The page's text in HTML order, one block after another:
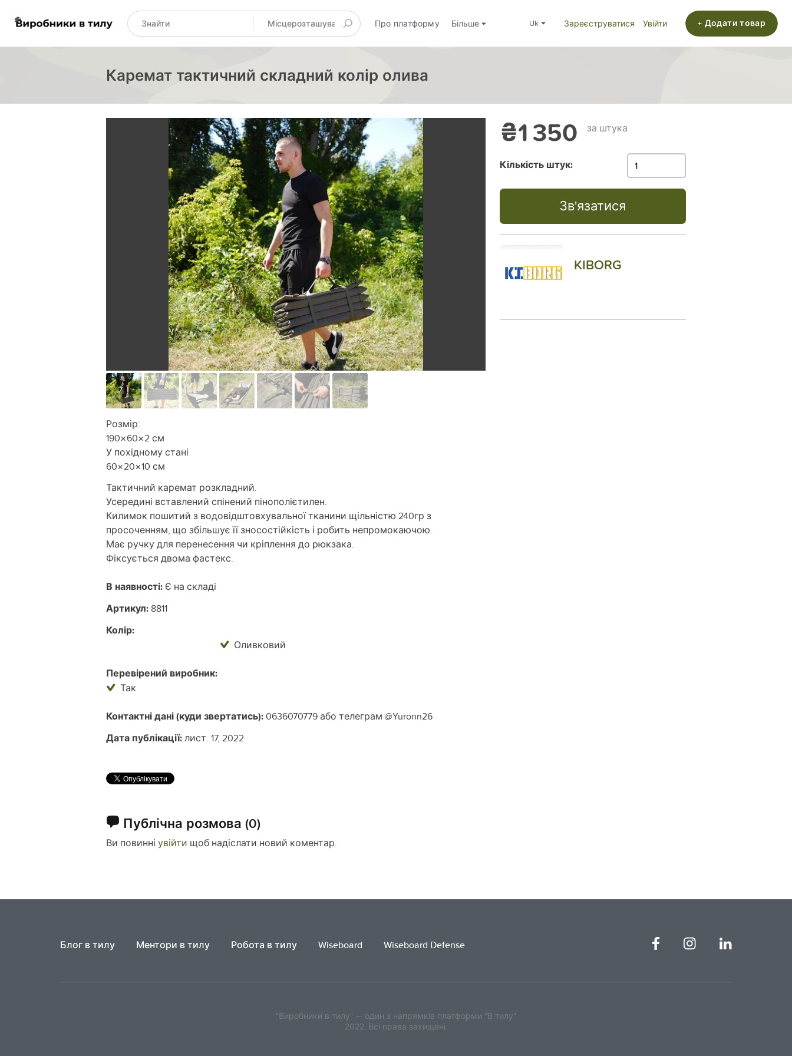
Про платформу Більше uk Зареєструватися Увійти + Додати товар
Каремат тактичний складний колір олива
Розмір:
190×60×2 см
У похідному стані
60×20×10 см
Тактичний каремат розкладний.
Усередині вставлений спінений пінополієтилен.
Килимок пошитий з водовідштовхувальної тканини щільністю 240гр з
просоченням, що збільшує її зносостійкість і робить непромокаючою.
Має ручку для перенесення чи кріплення до рюкзака.
Фіксується двома фастекс.
В наявності: Є на складі
Артикул: 8811
Колір:
Оливковий
Перевірений виробник:
Так
Контактні дані (куди звертатись):0636070779 або телеграм @Yuronn26
Дата публікації:лист. 17, 2022
Публічна розмова (0)
Ви повинні увійти щоб надіслати новий коментар.
₴1 350 за штука
Кількість штук:
Зв'язатися
KIBORG
Блог в тилу Ментори в тилу Робота в тилу Wiseboard Wiseboard Defense
"Виробники в тилу" — один з напрямків платформи "В тилу"
2022. Всі права захищені.